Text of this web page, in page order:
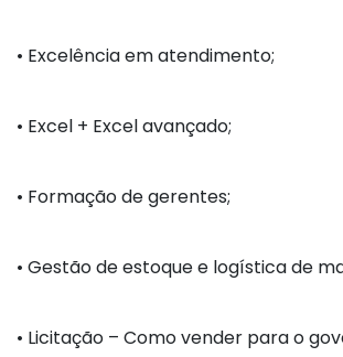
• Excelência em atendimento;
• Excel + Excel avançado;
• Formação de gerentes;
• Gestão de estoque e logística de
• Licitação – Como vender para o